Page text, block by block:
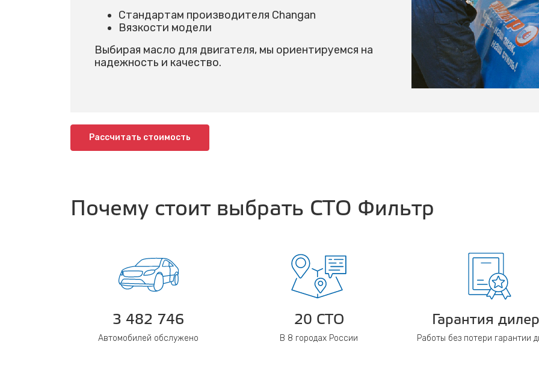
Стандартам производителя Changan
Вязкости модели
Выбирая масло для двигателя, мы ориентируемся на
надежность и качество.
Рассчитать стоимость
Почему стоит выбрать СТО Фильтр
3 482 746
Автомобилей обслужено
20 СТО
В 8 городах России
Гарантия
Работы без потери гарантии